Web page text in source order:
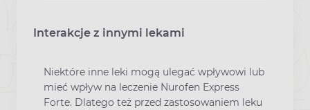
Interakcje z innymi lekami
Niektóre inne leki mogą ulegać wpływowi lub
mieć wpływ na leczenie Nurofen Express
Forte. Dlatego też przed zastosowaniem leku